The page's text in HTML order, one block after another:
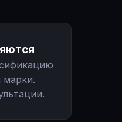
марки.